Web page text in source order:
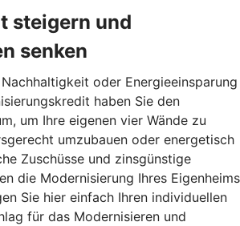
steigern und
senken
oder Energieeinsparung
haben Sie den
um Ihre eigenen vier Wände zu
umzubauen oder energetisch
Zuschüsse und zinsgünstige
die Modernisierung Ihres Eigenheims
Sie hier einfach Ihren individuellen
für das Modernisieren und